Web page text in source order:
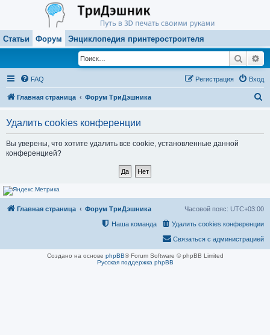
Статьи Форум Энциклопедия принтеростроителя
Поиск
FAQ Вход
Регистрация
Главная страница Форум ТриДэшника
Удалить cookies конференции
Вы уверены, что хотите удалить все cookie, установленные данной
конференцией?
Главная страница Форум ТриДэшника Часовой пояс: UTC+03:00
Удалить cookies конференции
Наша команда
Связаться с администрацией
Создано на основе phpBB® Forum Software © phpBB Limited
Русская поддержка phpBB